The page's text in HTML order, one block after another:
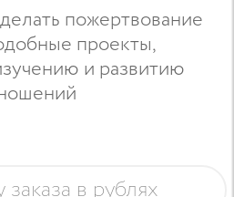
пожертвование
проекты,
и развитию